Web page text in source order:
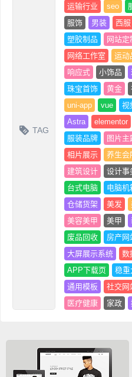
TAG
运输行业
seo
服饰
男装 西服
塑胶制品
网站定
网络工作室
运动
响应式
小饰品
珠宝首饰
黄金
uni-app
vue 视
Astra
elementor
服装品牌
图片主
相片展示
养生会
建筑设计
设计事
台式电脑
电脑机
仓储货架
美发
美容美甲
美甲
废品回收
房产网
大屏展示系统
数
APP下载页
稳重
通用模板
社交网
医疗健康
家政